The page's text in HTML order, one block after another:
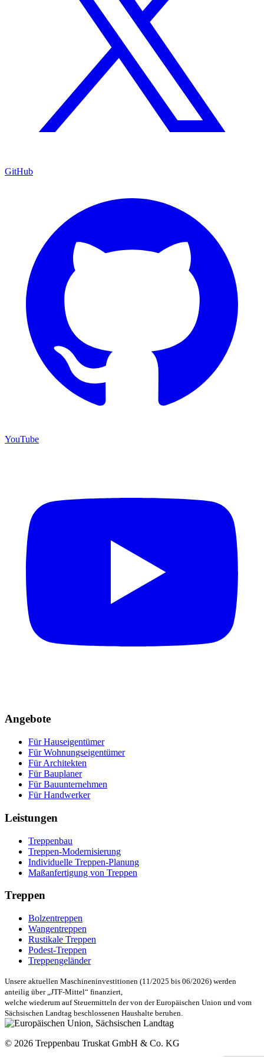
GitHub
YouTube
Angebote
Für Hauseigentümer
Für Wohnungseigentümer
Für Architekten
Für Bauplaner
Für Bauunternehmen
Für Handwerker
Leistungen
Treppenbau
Treppen-Modernisierung
Individuelle Treppen-Planung
Maßanfertigung von Treppen
Treppen
Bolzentreppen
Wangentreppen
Rustikale Treppen
Podest-Treppen
Treppengeländer
Unsere aktuellen Maschineninvestitionen (11/2025 bis 06/2026) werden
anteilig über „JTF-Mittel“ finanziert,
welche wiederum auf Steuermitteln der von der Europäischen Union und vom
Sächsischen Landtag beschlossenen Haushalte beruhen.
© 2026 Treppenbau Truskat GmbH & Co. KG